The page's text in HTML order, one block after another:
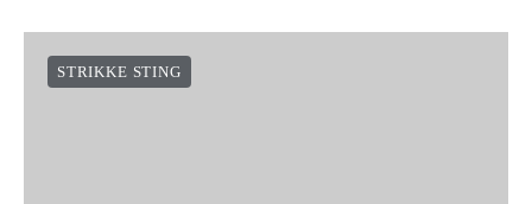
STRIKKE STING